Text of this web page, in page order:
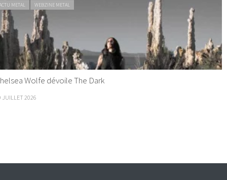
METAL WEBZINE METAL
Wolfe dévoile The Dark
JUILLET 2026